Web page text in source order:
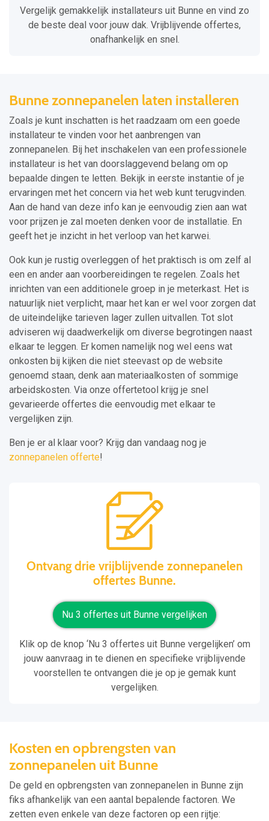
Vergelijk gemakkelijk installateurs uit Bunne en vind zo
de beste deal voor jouw dak. Vrijblijvende offertes,
onafhankelijk en snel.
Bunne zonnepanelen laten installeren
Zoals je kunt inschatten is het raadzaam om een goede
installateur te vinden voor het aanbrengen van
zonnepanelen. Bij het inschakelen van een professionele
installateur is het van doorslaggevend belang om op
bepaalde dingen te letten. Bekijk in eerste instantie of je
ervaringen met het concern via het web kunt terugvinden.
Aan de hand van deze info kan je eenvoudig zien aan wat
voor prijzen je zal moeten denken voor de installatie. En
geeft het je inzicht in het verloop van het karwei.
Ook kun je rustig overleggen of het praktisch is om zelf al
een en ander aan voorbereidingen te regelen. Zoals het
inrichten van een additionele groep in je meterkast. Het is
natuurlijk niet verplicht, maar het kan er wel voor zorgen dat
de uiteindelijke tarieven lager zullen uitvallen. Tot slot
adviseren wij daadwerkelijk om diverse begrotingen naast
elkaar te leggen. Er komen namelijk nog wel eens wat
onkosten bij kijken die niet steevast op de website
genoemd staan, denk aan materiaalkosten of sommige
arbeidskosten. Via onze offertetool krijg je snel
gevarieerde offertes die eenvoudig met elkaar te
vergelijken zijn.
Ben je er al klaar voor? Krijg dan vandaag nog je
zonnepanelen offerte!
Ontvang drie vrijblijvende zonnepanelen
offertes Bunne.
Nu 3 offertes uit Bunne vergelijken
Klik op de knop ‘Nu 3 offertes uit Bunne vergelijken’ om
jouw aanvraag in te dienen en specifieke vrijblijvende
voorstellen te ontvangen die je op je gemak kunt
vergelijken.
Kosten en opbrengsten van
zonnepanelen uit Bunne
De geld en opbrengsten van zonnepanelen in Bunne zijn
fiks afhankelijk van een aantal bepalende factoren. We
zetten even enkele van deze factoren op een rijtje: